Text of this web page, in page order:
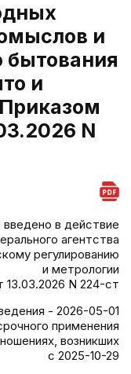
и
бытования
и
N
введено в действие
агентства
регулированию
и метрологии
13.03.2026 N 224-ст
- 2026-05-01
применения
возникших
с 2025-10-29